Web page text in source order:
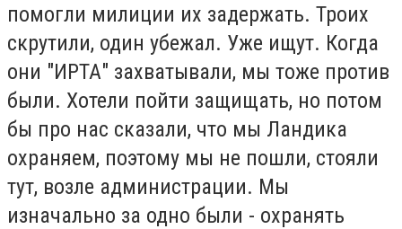
помогли милиции их задержать. Троих
скрутили, один убежал. Уже ищут. Когда
они "ИРТА" захватывали, мы тоже против
были. Хотели пойти защищать, но потом
бы про нас сказали, что мы Ландика
охраняем, поэтому мы не пошли, стояли
тут, возле администрации. Мы
изначально за одно были - охранять